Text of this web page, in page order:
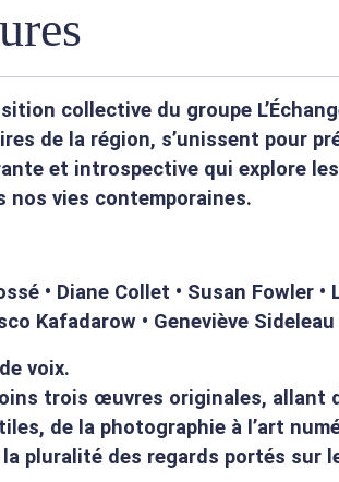
collective du groupe
de la région, s’unissent pour
et introspective qui explore
nos vies contemporaines.
• Diane Collet • Susan Fowler •
Kafadarow • Geneviève Sideleau
voix.
trois œuvres originales, allant
de la photographie à l’art
pluralité des regards portés sur